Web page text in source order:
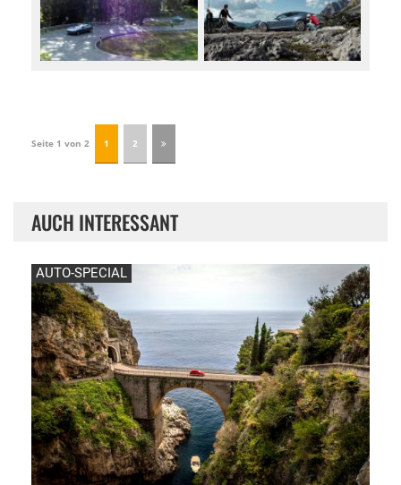
Seite 1 von 2 1 2
AUCH INTERESSANT
AUTO-SPECIAL